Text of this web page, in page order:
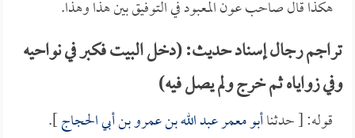
هكذا قال صاحب عون المعبود في التوفيق بين هذا وهذا.
تراجم رجال إسناد حديث: (دخل البيت فكبر في نواحيه
وفي زواياه ثم خرج ولم يصل فيه)
قوله: [ حدثناأبو معمر عبد الله بن عمرو بن أبي الحجاج].